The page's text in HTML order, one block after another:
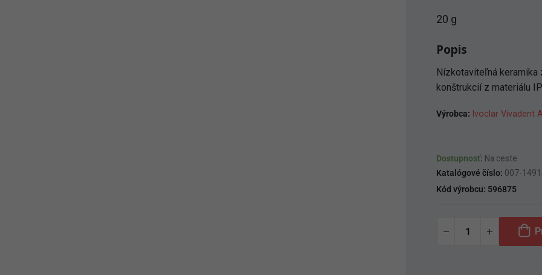
20 g
Popis
Nízkotaviteľná keramika
konštrukcií z materiálu
Výrobca: Ivoclar Vivadent
Dostupnosť: Na ceste
Katalógové číslo: 007-
Kód výrobcu: 596875